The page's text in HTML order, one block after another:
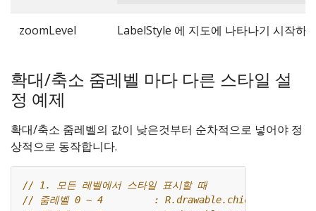
zoomLevel LabelStyle 에 지도에 나타나기 시작하
확대/축소 줌레벨 마다 다른 스타일 설
정 예제
확대/축소 줌레벨의 값이 낮은것부터 순차적으로 넣어야 정
상적으로 동작합니다.